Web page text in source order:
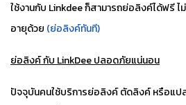
ใช้งานกับ Linkdeeก็สามารถย่อลิงค์ได้ฟรี ไ
อายุด้วย (ย่อลิงค์ทันที)
ย่อลิงค์ กับ LinkDee ปลอดภัยแน่นอน
ปัจจุบันคนใช้บริการย่อลิงค์ ตัดลิงค์ หรือแป